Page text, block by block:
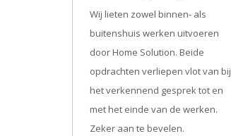
Wij lieten zowel binnen- als
buitenshuis werken uitvoeren
door Home Solution. Beide
opdrachten verliepen vlot van bij
het verkennend gesprek tot en
met het einde van de werken.
Zeker aan te bevelen.